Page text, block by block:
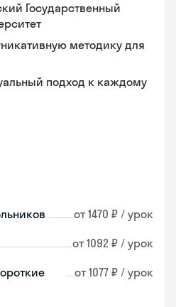
Государственный
методику для
подход к каждому
от 1470 ₽ / урок
от 1092 ₽ / урок
от 1077 ₽ / урок